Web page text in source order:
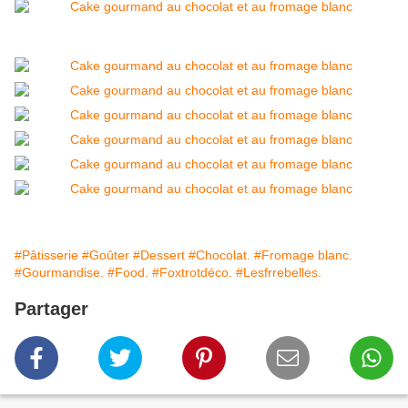
#Pâtisserie #Goûter #Dessert #Chocolat. #Fromage blanc.
#Gourmandise. #Food. #Foxtrotdéco. #Lesfrrebelles.
Partager